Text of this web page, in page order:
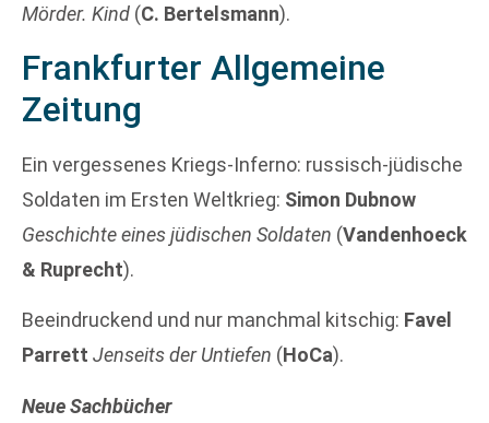
Mörder. Kind (C. Bertelsmann).
Frankfurter Allgemeine
Zeitung
Ein vergessenes Kriegs-Inferno: russisch-jüdische
Soldaten im Ersten Weltkrieg: Simon Dubnow
Geschichte eines jüdischen Soldaten (Vandenhoeck
& Ruprecht).
Beeindruckend und nur manchmal kitschig: Favel
Parrett Jenseits der Untiefen (HoCa).
Neue Sachbücher